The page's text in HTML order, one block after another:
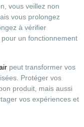
vous veillez non
vous prolongez
à vérifier
un fonctionnement
peut transformer vos
Protéger vos
produit, mais aussi
vos expériences et